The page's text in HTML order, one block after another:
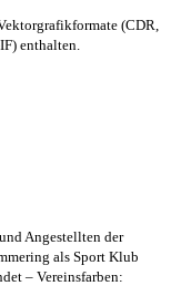
(CDR,
enthalten.
Angestellten der
als Sport Klub
– Vereinsfarben: